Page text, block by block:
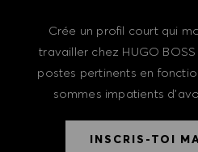
Crée un profil court qui
travailler chez HUGO
postes pertinents en
sommes impatients
INSCRIS-TOI